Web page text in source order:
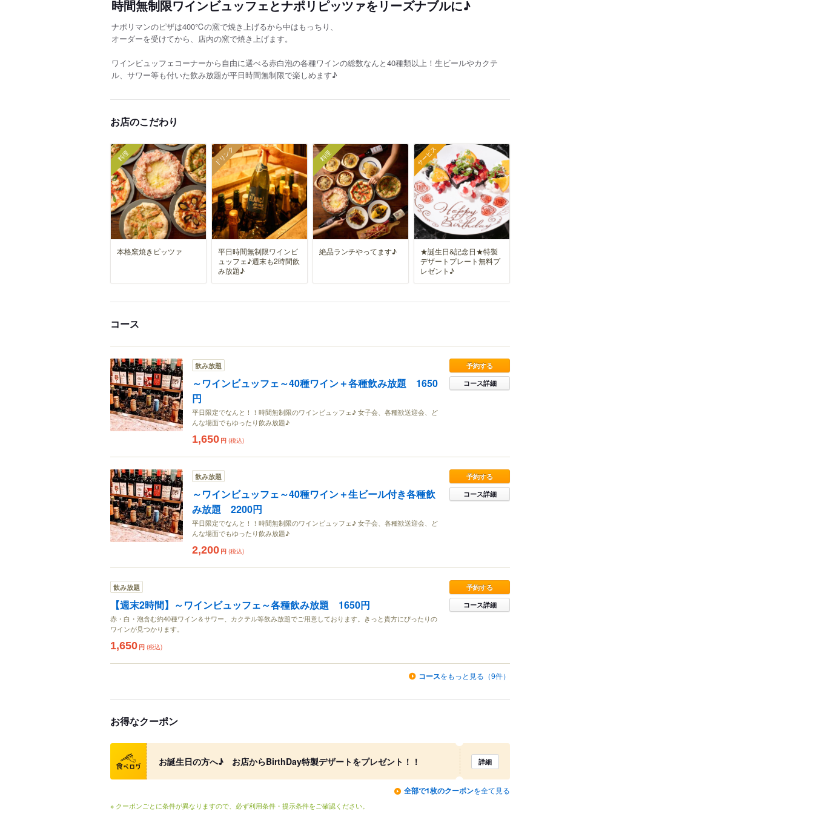
時間無制限ワインビュッフェとナポリピッツァをリーズナブルに♪
ナポリマンのピザは400℃の窯で焼き上げるから中はもっちり、
オーダーを受けてから、店内の窯で焼き上げます。
ワインビュッフェコーナーから自由に選べる赤白泡の各種ワインの総数なんと40種類以上！生ビールやカクテ
ル、サワー等も付いた飲み放題が平日時間無制限で楽しめます♪
お店のこだわり
料理
本格窯焼きピッツァ
ドリンク
平日時間無制限ワインビ
ュッフェ♪週末も2時間飲
み放題♪
料理
絶品ランチやってます♪
サービス
★誕生日&記念日★特製
デザートプレート無料プ
レゼント♪
コース
飲み放題
～ワインビュッフェ～40種ワイン＋各種飲み放題 1650
円
平日限定でなんと！！時間無制限のワインビュッフェ♪ 女子会、各種歓送迎会、ど
んな場面でもゆったり飲み放題♪
予約する
コース詳細
1,650 円 (税込)
飲み放題
～ワインビュッフェ～40種ワイン＋生ビール付き各種飲
み放題 2200円
平日限定でなんと！！時間無制限のワインビュッフェ♪ 女子会、各種歓送迎会、ど
んな場面でもゆったり飲み放題♪
予約する
コース詳細
2,200 円 (税込)
飲み放題
【週末2時間】～ワインビュッフェ～各種飲み放題 1650円
赤・白・泡含む約40種ワイン＆サワー、カクテル等飲み放題でご用意しております。きっと貴方にぴったりの
ワインが見つかります。
予約する
コース詳細
1,650 円 (税込)
コースをもっと見る（9件）
お得なクーポン
クーポン
お誕生日の方へ♪ お店からBirthDay特製デザートをプレゼント！！ 詳細
全部で1枚のクーポンを全て見る
※ クーポンごとに条件が異なりますので、必ず利用条件・提示条件をご確認ください。